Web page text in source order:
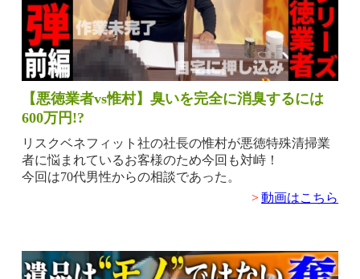
【悪徳業者vs惟村】臭いを完全に消臭するには
600万円!?
リスクベネフィット社の社長の惟村が悪徳特殊清掃業
者に悩まれているお客様のため今回も対峙！
今回は70代男性からの相談であった。
>動画はこちら